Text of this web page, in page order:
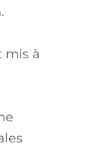
mis à